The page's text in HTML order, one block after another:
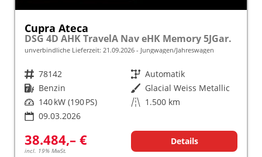
Cupra Ateca
DSG 4D AHK TravelA Nav eHK Memory 5JGar.
unverbindliche Lieferzeit: 21.09.2026 Jungwagen/Jahreswagen
Fahrzeugnr. 78142 Getriebe Automatik
Kraftstoff Benzin Außenfarbe Glacial Weiss Metallic
Leistung 140 kW (190 PS) Kilometerstand 1.500 km
09.03.2026
38.484,– €
incl. 19% MwSt.
Details